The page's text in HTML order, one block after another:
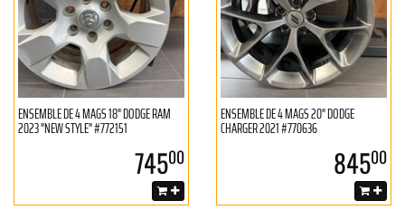
ENSEMBLE DE 4 MAGS 18" DODGE RAM
2023 "NEW STYLE" #772151
74500
ENSEMBLE DE 4 MAGS 20" DODGE
CHARGER 2021 #770636
84500